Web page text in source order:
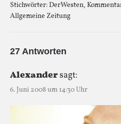
Stichwörter:DerWesten,
Allgemeine Zeitung
27 Antworten
Alexandersagt:
6. Juni 2008 um 14:30 Uhr